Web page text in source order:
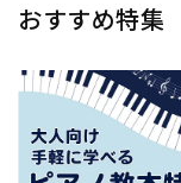
おすすめ特集